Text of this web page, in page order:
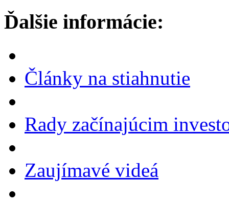
Ďalšie informácie:
Články na stiahnutie
Rady začínajúcim
Zaujímavé videá